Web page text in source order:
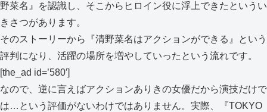
野菜名』を認識し、そこからヒロイン役に浮上できたというい
きさつがあります。
そのストーリーから『清野菜名はアクションができる』という
評判になり、活躍の場所を増やしていったという流れです。
[the_ad id=’580′]
なので、逆に言えばアクションありきの女優だから演技だけで
は…という評価がないわけではありません。実際、『TOKYO